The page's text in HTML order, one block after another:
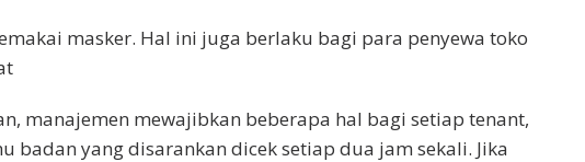
masker. Hal ini juga berlaku bagi para penyewa toko
manajemen mewajibkan beberapa hal bagi setiap tenant,
badan yang disarankan dicek setiap dua jam sekali. Jika